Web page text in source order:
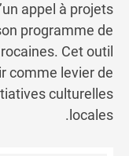
appel à projets
programme de
Cet outil
comme levier de
culturelles
locales.